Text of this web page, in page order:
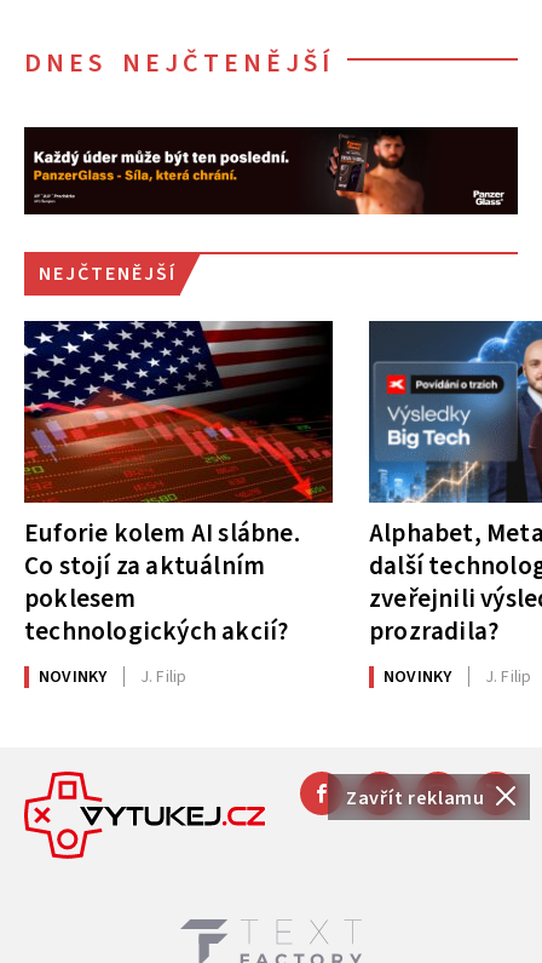
Zavřít reklamu
DNES NEJČTENĚJŠÍ
NEJČTENĚJŠÍ
Euforie kolem AI slábne.
Co stojí za aktuálním
poklesem
technologických akcií?
NOVINKY J. Filip
Alphabet,
další
zveřejnili
prozradila?
NOVINKY J. Filip